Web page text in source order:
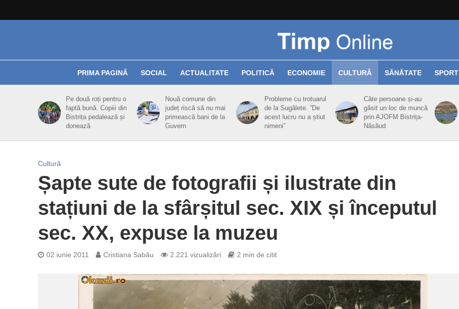
PRIMA PAGINĂ SOCIAL ACTUALITATE POLITICĂ ECONOMIE CULTURĂ SĂNĂTATE SPORT
Pe două roți pentru o
faptă bună. Copiii din
Bistrița pedalează și
donează
Nouă comune din
județ riscă să nu mai
primească bani de la
Guvern
Probleme cu trotuarul
de la Sugălete. ”De
acest lucru nu a știut
nimeni”
Câte persoane și-au
găsit un loc de muncă
prin AJOFM Bistrița-
Năsăud
Cultură
Șapte sute de fotografii și ilustrate din
stațiuni de la sfârșitul sec. XIX și începutul
sec. XX, expuse la muzeu
02 iunie 2011 Cristiana Sabău 2.221 vizualizări 2 min de citit